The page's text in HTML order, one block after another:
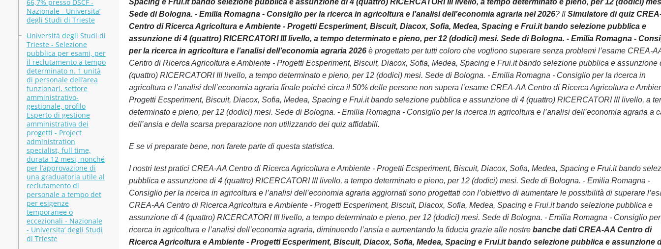
66,7% presso DSCF -
Nazionale - Universita’
degli Studi di Trieste
Università degli Studi di
Trieste - Selezione
pubblica per esami, per
il reclutamento a tempo
determinato n. 1 unità
di personale dell’area
funzionari, settore
amministrativo-
gestionale, profilo
Esperto di gestione
amministrativa dei
progetti - Project
administration
specialist, full time,
durata 12 mesi, nonché
per l’approvazione di
una graduatoria utile al
reclutamento di
personale a tempo det
per esigenze
temporanee o
eccezionali - Nazionale
- Universita’ degli Studi
di Trieste
Spacing e Frui.it bando selezione pubblica e assunzione di 4 (quattro) RICERCATORI III livello, a tempo determinato e pieno, per 12 (dodici)
Sede di Bologna. - Emilia Romagna - Consiglio per la ricerca in agricoltura e l’analisi dell’economia agraria nel 2026? Il Simulatore di quiz
Centro di Ricerca Agricoltura e Ambiente - Progetti Ecsperiment, Biscuit, Diacox, Sofia, Medea, Spacing e Frui.it bando selezione pubblica e
assunzione di 4 (quattro) RICERCATORI III livello, a tempo determinato e pieno, per 12 (dodici) mesi. Sede di Bologna. - Emilia Romagna -
per la ricerca in agricoltura e l’analisi dell’economia agraria 2026è progettato per tutti coloro che vogliono superare senza problemi l’esame CREA-
Centro di Ricerca Agricoltura e Ambiente - Progetti Ecsperiment, Biscuit, Diacox, Sofia, Medea, Spacing e Frui.it bando selezione pubblica e assunzione
(quattro) RICERCATORI III livello, a tempo determinato e pieno, per 12 (dodici) mesi. Sede di Bologna. - Emilia Romagna - Consiglio per la ricerca in
agricoltura e l’analisi dell’economia agraria finale poiché circa il 50% delle persone non supera l’esame CREA-AA Centro di Ricerca Agricoltura e
Progetti Ecsperiment, Biscuit, Diacox, Sofia, Medea, Spacing e Frui.it bando selezione pubblica e assunzione di 4 (quattro) RICERCATORI III livello, a
determinato e pieno, per 12 (dodici) mesi. Sede di Bologna. - Emilia Romagna - Consiglio per la ricerca in agricoltura e l’analisi dell’economia agraria a
dell’ansia e della scarsa preparazione non utilizzando dei quiz affidabili.
E se vi preparate bene, non farete parte di questa statistica.
I nostri test pratici CREA-AA Centro di Ricerca Agricoltura e Ambiente - Progetti Ecsperiment, Biscuit, Diacox, Sofia, Medea, Spacing e Frui.it bando
pubblica e assunzione di 4 (quattro) RICERCATORI III livello, a tempo determinato e pieno, per 12 (dodici) mesi. Sede di Bologna. - Emilia Romagna -
Consiglio per la ricerca in agricoltura e l’analisi dell’economia agraria aggiornati sono progettati con l’obiettivo di aumentare le possibilità di superare
CREA-AA Centro di Ricerca Agricoltura e Ambiente - Progetti Ecsperiment, Biscuit, Diacox, Sofia, Medea, Spacing e Frui.it bando selezione pubblica e
assunzione di 4 (quattro) RICERCATORI III livello, a tempo determinato e pieno, per 12 (dodici) mesi. Sede di Bologna. - Emilia Romagna - Consiglio
ricerca in agricoltura e l’analisi dell’economia agraria, diminuendo l’ansia e aumentando la fiducia grazie alle nostre banche dati CREA-AA Centro di
Ricerca Agricoltura e Ambiente - Progetti Ecsperiment, Biscuit, Diacox, Sofia, Medea, Spacing e Frui.it bando selezione pubblica e assunzione